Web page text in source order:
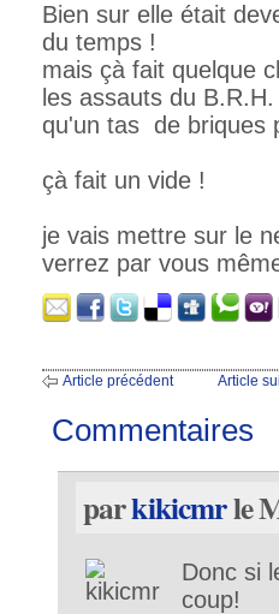
Bien sur elle était
du temps !
mais çà fait quelque
les assauts du
qu'un tas de briques
çà fait un vide !
je vais mettre sur le
verrez par vous
Article précédent Article
Commentaires
parkikicmrle
Donc si
coup!